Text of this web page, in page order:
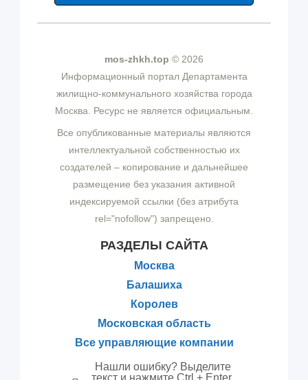
mos-zhkh.top © 2026
Информационный портал Департамента
жилищно-коммунального хозяйства города
Москва. Ресурс не является официальным.
Все опубликованные материалы являются
интеллектуальной собственностью их
создателей – копирование и дальнейшее
размещение без указания активной
индексируемой ссылки (без атрибута
rel="nofollow") запрещено.
РАЗДЕЛЫ САЙТА
Москва
Балашиха
Королев
Московская область
Все управляющие компании
Нашли ошибку? Выделите